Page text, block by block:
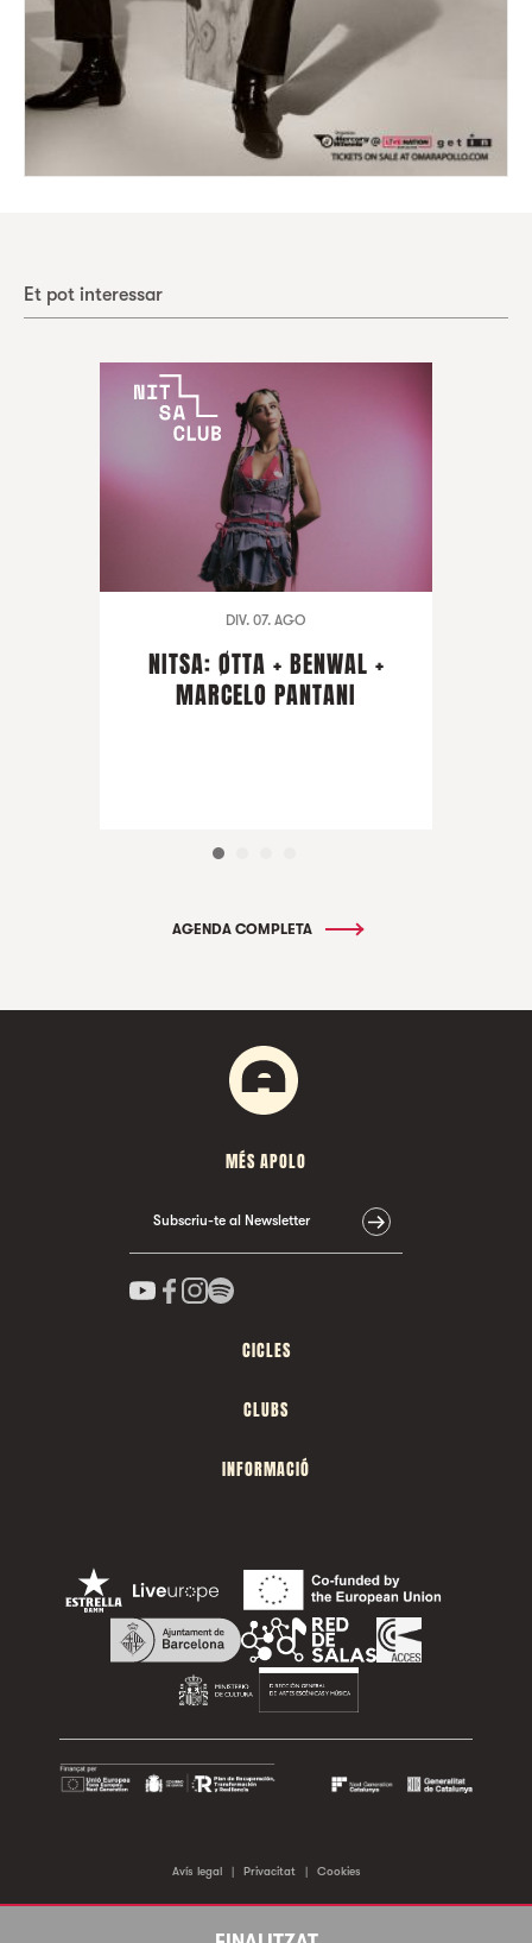
Et pot interessar
DIV. 07. AGO
NITSA: ØTTA + BENWAL +
MARCELO PANTANI
AGENDA COMPLETA
MÉS APOLO
Subscriu-te al Newsletter
CICLES
CLUBS
INFORMACIÓ
Avís legal | Privacitat | Cookies
©2026 Sala Apolo. Tots els drets reservats.